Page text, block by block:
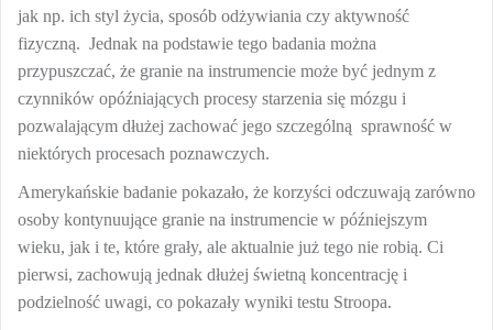
jak np. ich styl życia, sposób odżywiania czy aktywność
fizyczną. Jednak na podstawie tego badania można
przypuszczać, że granie na instrumencie może być jednym z
czynników opóźniających procesy starzenia się mózgu i
pozwalającym dłużej zachować jego szczególną sprawność w
niektórych procesach poznawczych.
Amerykańskie badanie pokazało, że korzyści odczuwają zarówno
osoby kontynuujące granie na instrumencie w późniejszym
wieku, jak i te, które grały, ale aktualnie już tego nie robią. Ci
pierwsi, zachowują jednak dłużej świetną koncentrację i
podzielność uwagi, co pokazały wyniki testu Stroopa.